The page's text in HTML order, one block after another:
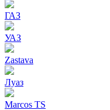
ГАЗ
УАЗ
Zastava
Луаз
Marcos TS